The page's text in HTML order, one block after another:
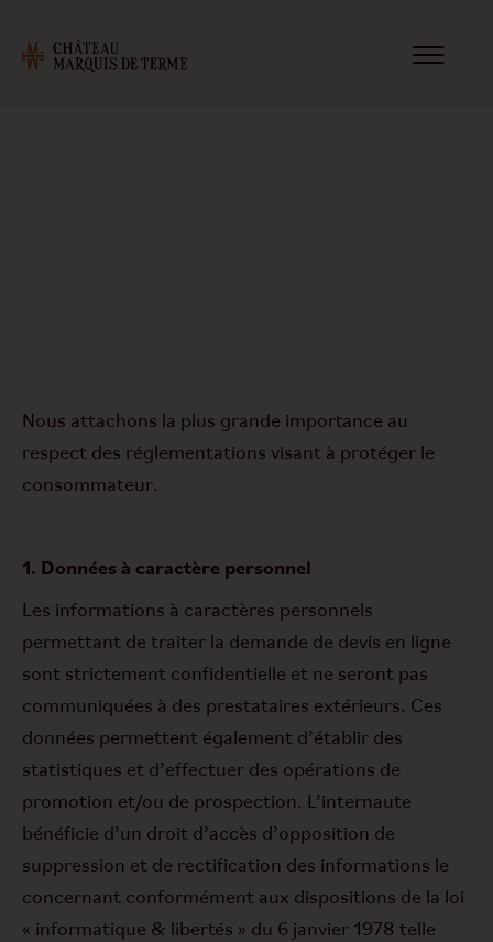
Nous attachons la plus grande importance au
respect des réglementations visant à protéger le
consommateur.
1. Données à caractère personnel
Les informations à caractères personnels
permettant de traiter la demande de devis en ligne
sont strictement confidentielle et ne seront pas
communiquées à des prestataires extérieurs. Ces
données permettent également d’établir des
statistiques et d’effectuer des opérations de
promotion et/ou de prospection. L’internaute
bénéficie d’un droit d’accès d’opposition de
suppression et de rectification des informations le
concernant conformément aux dispositions de la loi
« informatique & libertés » du 6 janvier 1978 telle